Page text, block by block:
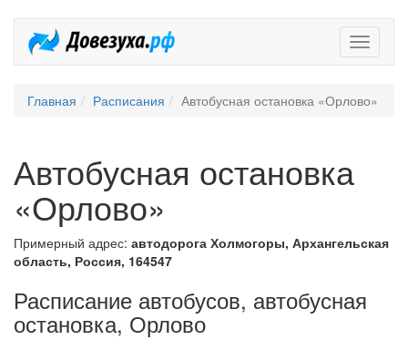
Главная Расписания Автобусная остановка «Орлово»
Автобусная остановка
«Орлово»
Примерный адрес: автодорога Холмогоры, Архангельская
область, Россия, 164547
Расписание автобусов, автобусная
остановка, Орлово